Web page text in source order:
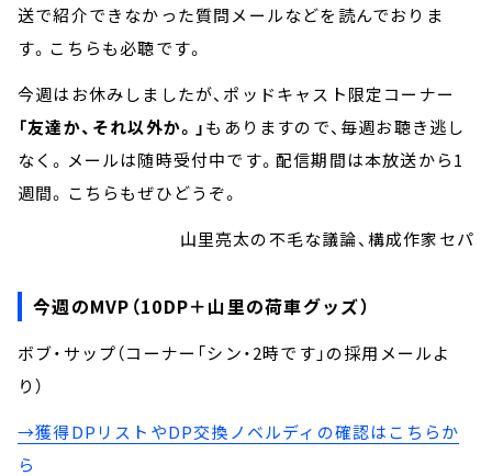
送で紹介できなかった質問メールなどを読んでおりま
す。こちらも必聴です。
今週はお休みしましたが、ポッドキャスト限定コーナー
「友達か、それ以外か。」もありますので、毎週お聴き逃し
なく。メールは随時受付中です。配信期間は本放送から1
週間。こちらもぜひどうぞ。
山里亮太の不毛な議論、構成作家セパ
今週のMVP（10DP＋山里の荷車グッズ）
ボブ・サップ（コーナー「シン・2時です」の採用メールよ
り）
→獲得DPリストやDP交換ノベルディの確認はこちらか
ら